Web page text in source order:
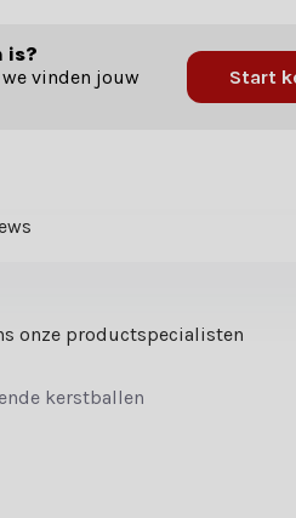
is?
vinden jouw
Start
onze productspecialisten
kerstballen